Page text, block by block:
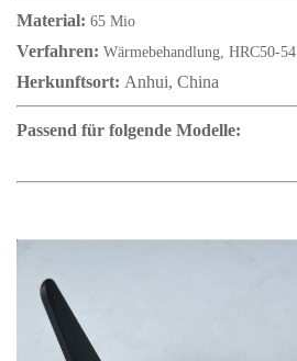
Material: 65 Mio
Verfahren: Wärmebehandlung, HRC50-54
Herkunftsort: Anhui, China
Passend für folgende Modelle: